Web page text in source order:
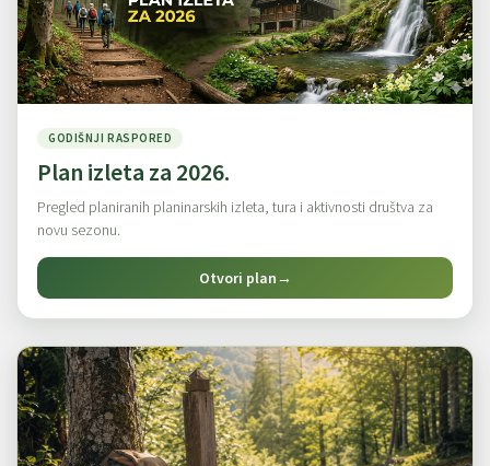
GODIŠNJI RASPORED
Plan izleta za 2026.
Pregled planiranih planinarskih izleta, tura i aktivnosti društva za
novu sezonu.
Otvori plan→